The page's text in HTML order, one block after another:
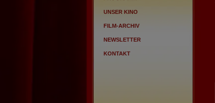
UNSER KINO
FILM-ARCHIV
NEWSLETTER
KONTAKT